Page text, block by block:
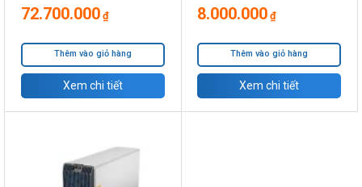
INCH
72.700.000 ₫
Thêm vào giỏ hàng
Xem chi tiết
8.000.000 ₫
Thêm vào giỏ hàng
Xem chi tiết